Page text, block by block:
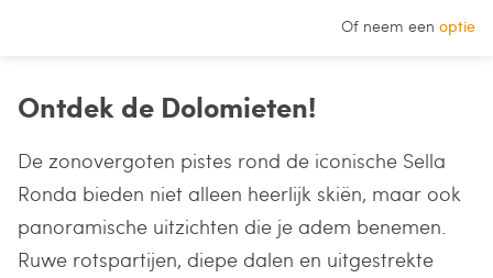
Of neem een optie
Ontdek de Dolomieten!
De zonovergoten pistes rond de iconische Sella
Ronda bieden niet alleen heerlijk skiën, maar ook
panoramische uitzichten die je adem benemen.
Ruwe rotspartijen, diepe dalen en uitgestrekte